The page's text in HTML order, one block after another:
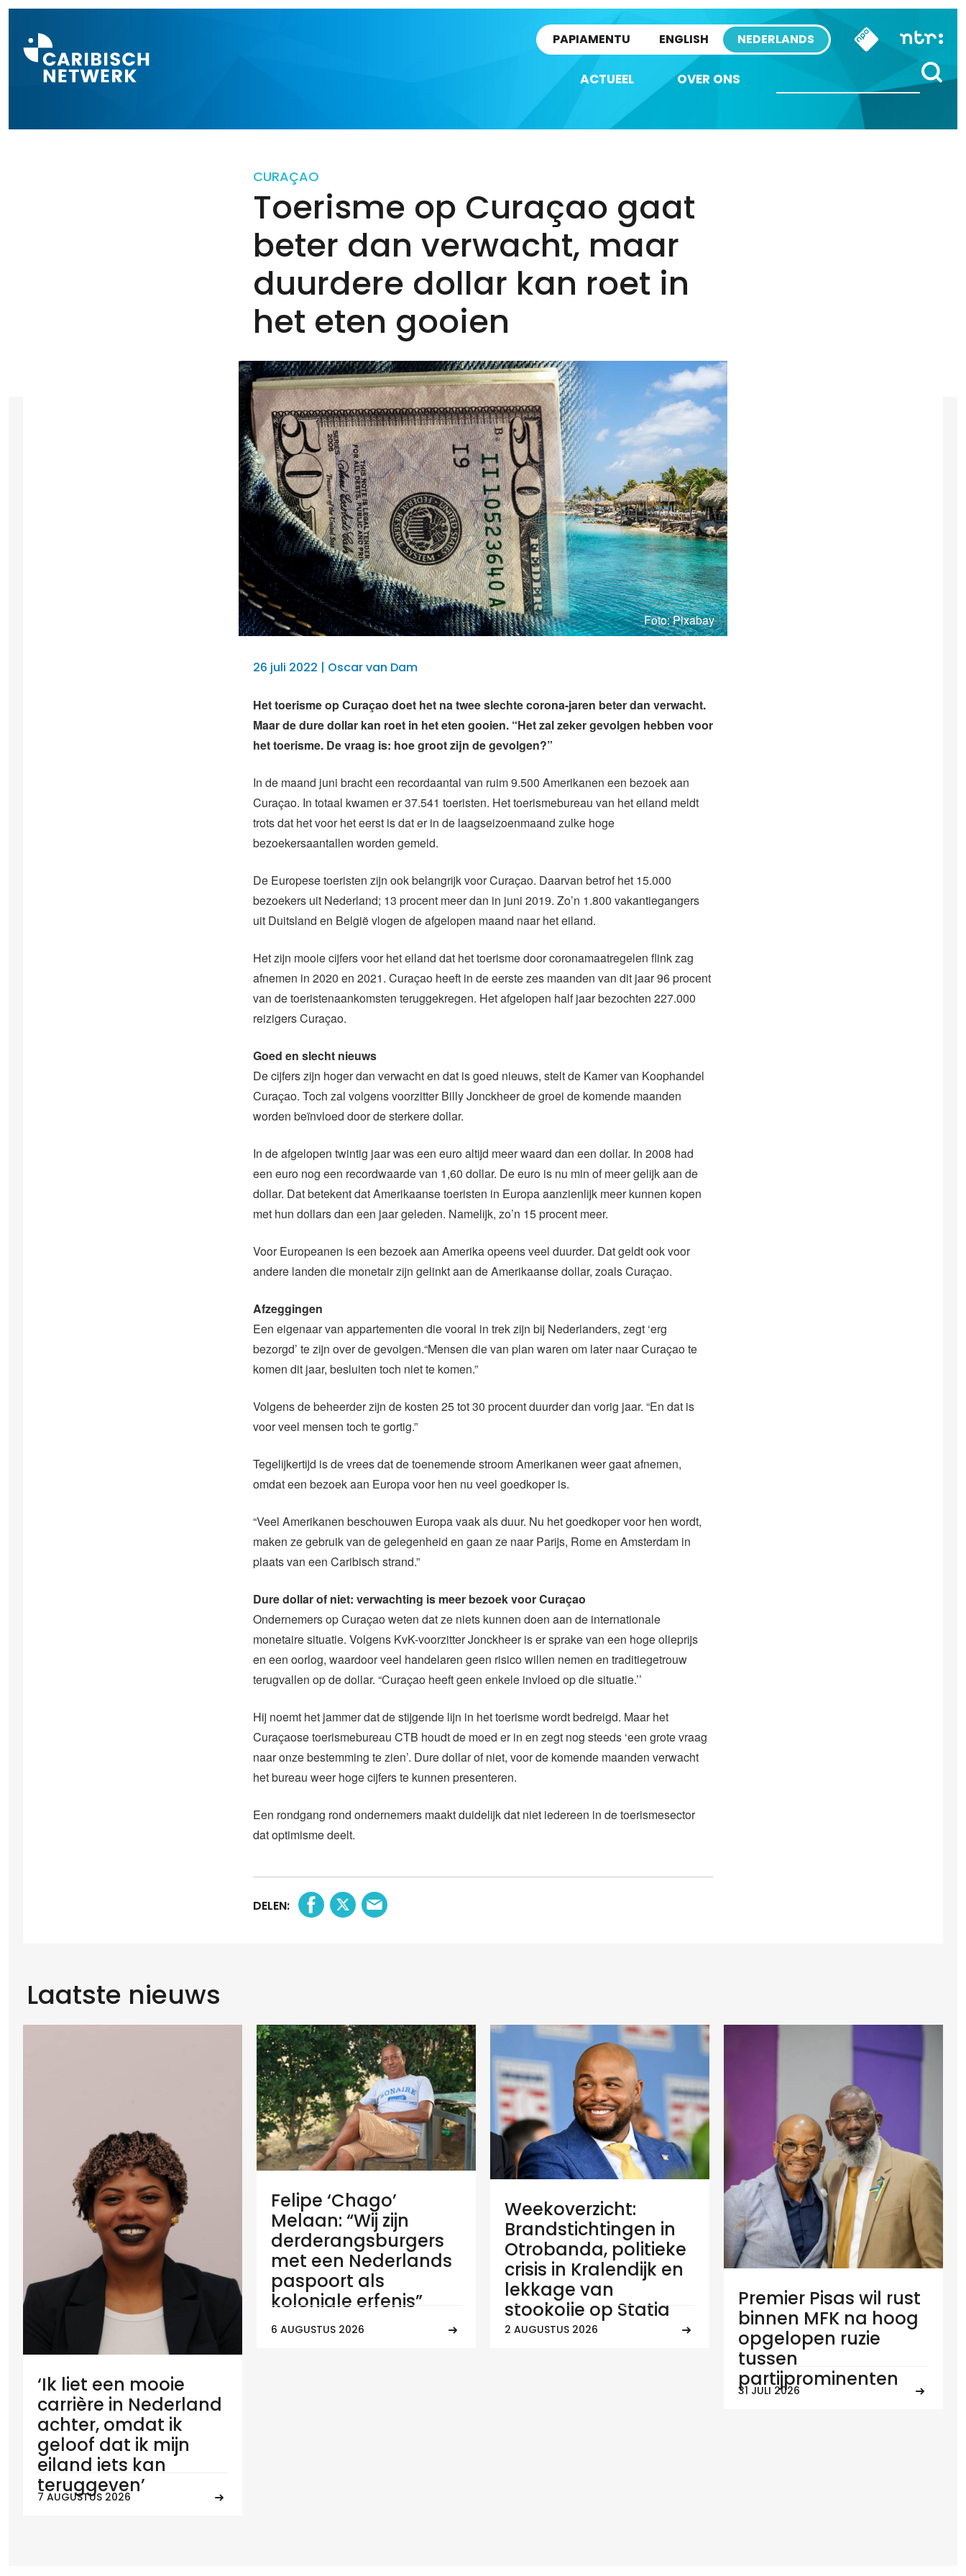
PAPIAMENTU ENGLISH NEDERLANDS
ACTUEEL OVER ONS
CURAÇAO
Toerisme op Curaçao gaat
beter dan verwacht, maar
duurdere dollar kan roet in
het eten gooien
Foto: Pixabay
26 juli 2022 | Oscar van Dam
Het toerisme op Curaçao doet het na twee slechte corona-jaren beter dan verwacht.
Maar de dure dollar kan roet in het eten gooien. “Het zal zeker gevolgen hebben voor
het toerisme. De vraag is: hoe groot zijn de gevolgen?”
In de maand juni bracht een recordaantal van ruim 9.500 Amerikanen een bezoek aan
Curaçao. In totaal kwamen er 37.541 toeristen. Het toerismebureau van het eiland meldt
trots dat het voor het eerst is dat er in de laagseizoenmaand zulke hoge
bezoekersaantallen worden gemeld.
De Europese toeristen zijn ook belangrijk voor Curaçao. Daarvan betrof het 15.000
bezoekers uit Nederland; 13 procent meer dan in juni 2019. Zo’n 1.800 vakantiegangers
uit Duitsland en België vlogen de afgelopen maand naar het eiland.
Het zijn mooie cijfers voor het eiland dat het toerisme door coronamaatregelen flink zag
afnemen in 2020 en 2021. Curaçao heeft in de eerste zes maanden van dit jaar 96 procent
van de toeristenaankomsten teruggekregen. Het afgelopen half jaar bezochten 227.000
reizigers Curaçao.
Goed en slecht nieuws
De cijfers zijn hoger dan verwacht en dat is goed nieuws, stelt de Kamer van Koophandel
Curaçao. Toch zal volgens voorzitter Billy Jonckheer de groei de komende maanden
worden beïnvloed door de sterkere dollar.
In de afgelopen twintig jaar was een euro altijd meer waard dan een dollar. In 2008 had
een euro nog een recordwaarde van 1,60 dollar. De euro is nu min of meer gelijk aan de
dollar. Dat betekent dat Amerikaanse toeristen in Europa aanzienlijk meer kunnen kopen
met hun dollars dan een jaar geleden. Namelijk, zo’n 15 procent meer.
Voor Europeanen is een bezoek aan Amerika opeens veel duurder. Dat geldt ook voor
andere landen die monetair zijn gelinkt aan de Amerikaanse dollar, zoals Curaçao.
Afzeggingen
Een eigenaar van appartementen die vooral in trek zijn bij Nederlanders, zegt ‘erg
bezorgd’ te zijn over de gevolgen.“Mensen die van plan waren om later naar Curaçao te
komen dit jaar, besluiten toch niet te komen.”
Volgens de beheerder zijn de kosten 25 tot 30 procent duurder dan vorig jaar. “En dat is
voor veel mensen toch te gortig.”
Tegelijkertijd is de vrees dat de toenemende stroom Amerikanen weer gaat afnemen,
omdat een bezoek aan Europa voor hen nu veel goedkoper is.
“Veel Amerikanen beschouwen Europa vaak als duur. Nu het goedkoper voor hen wordt,
maken ze gebruik van de gelegenheid en gaan ze naar Parijs, Rome en Amsterdam in
plaats van een Caribisch strand.”
Dure dollar of niet: verwachting is meer bezoek voor Curaçao
Ondernemers op Curaçao weten dat ze niets kunnen doen aan de internationale
monetaire situatie. Volgens KvK-voorzitter Jonckheer is er sprake van een hoge olieprijs
en een oorlog, waardoor veel handelaren geen risico willen nemen en traditiegetrouw
terugvallen op de dollar. “Curaçao heeft geen enkele invloed op die situatie.’’
Hij noemt het jammer dat de stijgende lijn in het toerisme wordt bedreigd. Maar het
Curaçaose toerismebureau CTB houdt de moed er in en zegt nog steeds ‘een grote vraag
naar onze bestemming te zien’. Dure dollar of niet, voor de komende maanden verwacht
het bureau weer hoge cijfers te kunnen presenteren.
Een rondgang rond ondernemers maakt duidelijk dat niet iedereen in de toerismesector
dat optimisme deelt.
DELEN:
Laatste nieuws
‘Ik liet een mooie
carrière in Nederland
achter, omdat ik
geloof dat ik mijn
eiland iets kan
teruggeven’
7 AUGUSTUS 2026
Felipe ‘Chago’
Melaan: “Wij zijn
derderangsburgers
met een Nederlands
paspoort als
koloniale erfenis”
6 AUGUSTUS 2026
Weekoverzicht:
Brandstichtingen in
Otrobanda, politieke
crisis in Kralendijk en
lekkage van
stookolie op Statia
2 AUGUSTUS 2026
Premier Pisas wil rust
binnen MFK na hoog
opgelopen ruzie
tussen
partijprominenten
31 JULI 2026